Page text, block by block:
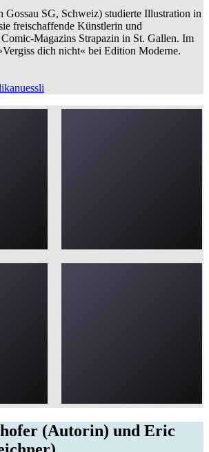
SG, Schweiz) studierte Illustration in
freischaffende Künstlerin und
Magazins Strapazin in St. Gallen. Im
dich nicht« bei Edition Moderne.
(Autorin) und Eric